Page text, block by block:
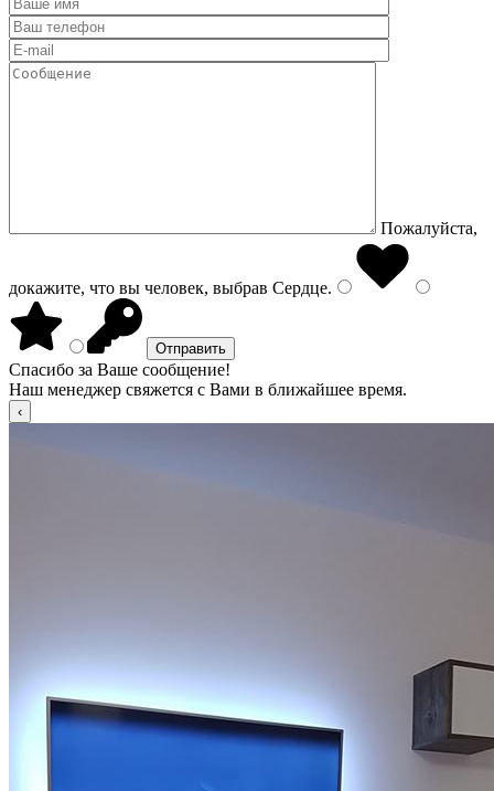
Пожалуйста,
докажите, что вы человек, выбрав Сердце.
Спасибо за Ваше сообщение!
Наш менеджер свяжется с Вами в ближайшее время.